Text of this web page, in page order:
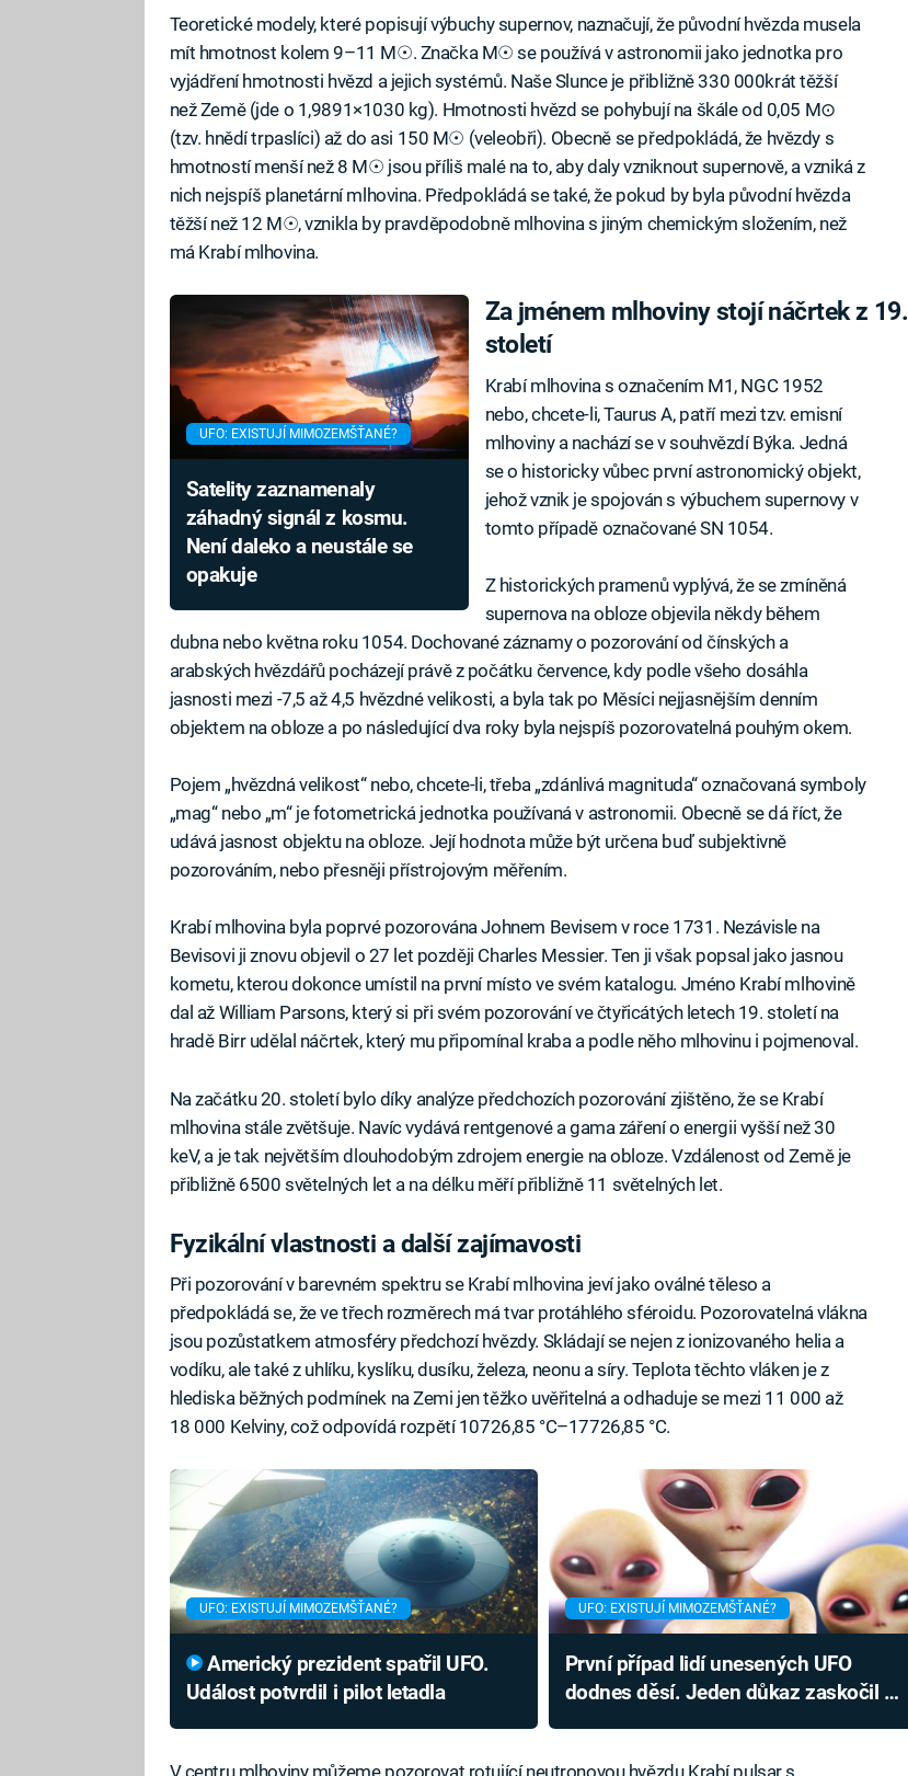
Teoretické modely, které popisují výbuchy supernov, naznačují, že původní hvězda musela
mít hmotnost kolem 9–11 M☉. Značka M☉ se používá v astronomii jako jednotka pro
vyjádření hmotnosti hvězd a jejich systémů. Naše Slunce je přibližně 330 000krát těžší
než Země (jde o 1,9891×1030 kg). Hmotnosti hvězd se pohybují na škále od 0,05 M⊙
(tzv. hnědí trpaslíci) až do asi 150 M☉ (veleobři). Obecně se předpokládá, že hvězdy s
hmotností menší než 8 M☉ jsou příliš malé na to, aby daly vzniknout supernově, a vzniká z
nich nejspíš planetární mlhovina. Předpokládá se také, že pokud by byla původní hvězda
těžší než 12 M☉, vznikla by pravděpodobně mlhovina s jiným chemickým složením, než
má Krabí mlhovina.
UFO: EXISTUJÍ MIMOZEMŠŤANÉ?
Satelity zaznamenaly
záhadný signál z kosmu.
Není daleko a neustále se
opakuje
Za jménem mlhoviny stojí náčrtek z 19.
století
Krabí mlhovina s označením M1, NGC 1952
nebo, chcete-li, Taurus A, patří mezi tzv. emisní
mlhoviny a nachází se v souhvězdí Býka. Jedná
se o historicky vůbec první astronomický objekt,
jehož vznik je spojován s výbuchem supernovy v
tomto případě označované SN 1054.
Z historických pramenů vyplývá, že se zmíněná
supernova na obloze objevila někdy během
dubna nebo května roku 1054. Dochované záznamy o pozorování od čínských a
arabských hvězdářů pocházejí právě z počátku července, kdy podle všeho dosáhla
jasnosti mezi -7,5 až 4,5 hvězdné velikosti, a byla tak po Měsíci nejjasnějším denním
objektem na obloze a po následující dva roky byla nejspíš pozorovatelná pouhým okem.
Pojem „hvězdná velikost“ nebo, chcete-li, třeba „zdánlivá magnituda“ označovaná symboly
„mag“ nebo „m“ je fotometrická jednotka používaná v astronomii. Obecně se dá říct, že
udává jasnost objektu na obloze. Její hodnota může být určena buď subjektivně
pozorováním, nebo přesněji přístrojovým měřením.
Krabí mlhovina byla poprvé pozorována Johnem Bevisem v roce 1731. Nezávisle na
Bevisovi ji znovu objevil o 27 let později Charles Messier. Ten ji však popsal jako jasnou
kometu, kterou dokonce umístil na první místo ve svém katalogu. Jméno Krabí mlhovině
dal až William Parsons, který si při svém pozorování ve čtyřicátých letech 19. století na
hradě Birr udělal náčrtek, který mu připomínal kraba a podle něho mlhovinu i pojmenoval.
Na začátku 20. století bylo díky analýze předchozích pozorování zjištěno, že se Krabí
mlhovina stále zvětšuje. Navíc vydává rentgenové a gama záření o energii vyšší než 30
keV, a je tak největším dlouhodobým zdrojem energie na obloze. Vzdálenost od Země je
přibližně 6500 světelných let a na délku měří přibližně 11 světelných let.
Fyzikální vlastnosti a další zajímavosti
Při pozorování v barevném spektru se Krabí mlhovina jeví jako oválné těleso a
předpokládá se, že ve třech rozměrech má tvar protáhlého sféroidu. Pozorovatelná vlákna
jsou pozůstatkem atmosféry předchozí hvězdy. Skládají se nejen z ionizovaného helia a
vodíku, ale také z uhlíku, kyslíku, dusíku, železa, neonu a síry. Teplota těchto vláken je z
hlediska běžných podmínek na Zemi jen těžko uvěřitelná a odhaduje se mezi 11 000 až
18 000 Kelviny, což odpovídá rozpětí 10726,85 °C–17726,85 °C.
UFO: EXISTUJÍ MIMOZEMŠŤANÉ?
Americký prezident spatřil UFO.
Událost potvrdil i pilot letadla
UFO: EXISTUJÍ MIMOZEMŠŤANÉ?
První případ lidí unesených UFO
dodnes děsí. Jeden důkaz zaskočil i
V centru mlhoviny můžeme pozorovat rotující neutronovou hvězdu Krabí pulsar s